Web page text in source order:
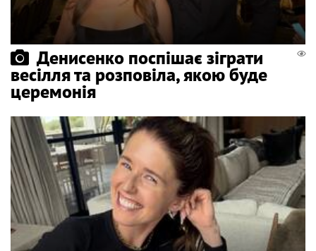
Денисенко поспішає зіграти
весілля та розповіла, якою буде
церемонія